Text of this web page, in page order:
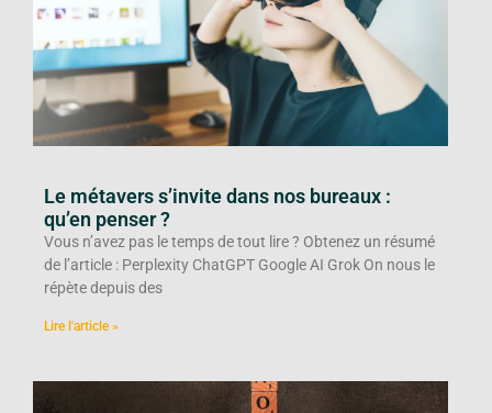
Le métavers s’invite dans nos bureaux :
qu’en penser ?
Vous n’avez pas le temps de tout lire ? Obtenez un résumé
de l’article : Perplexity ChatGPT Google AI Grok On nous le
répète depuis des
Lire l'article »